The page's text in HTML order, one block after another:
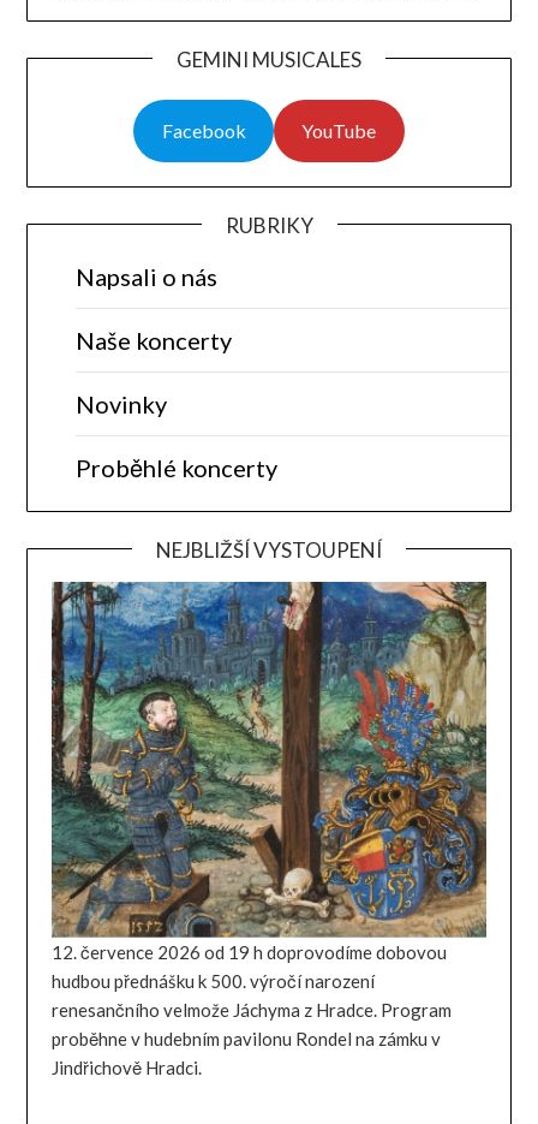
GEMINI MUSICALES
Facebook YouTube
RUBRIKY
Napsali o nás
Naše koncerty
Novinky
Proběhlé koncerty
NEJBLIŽŠÍ VYSTOUPENÍ
12. července 2026 od 19 h doprovodíme dobovou
hudbou přednášku k 500. výročí narození
renesančního velmože Jáchyma z Hradce. Program
proběhne v hudebním pavilonu Rondel na zámku v
Jindřichově Hradci.